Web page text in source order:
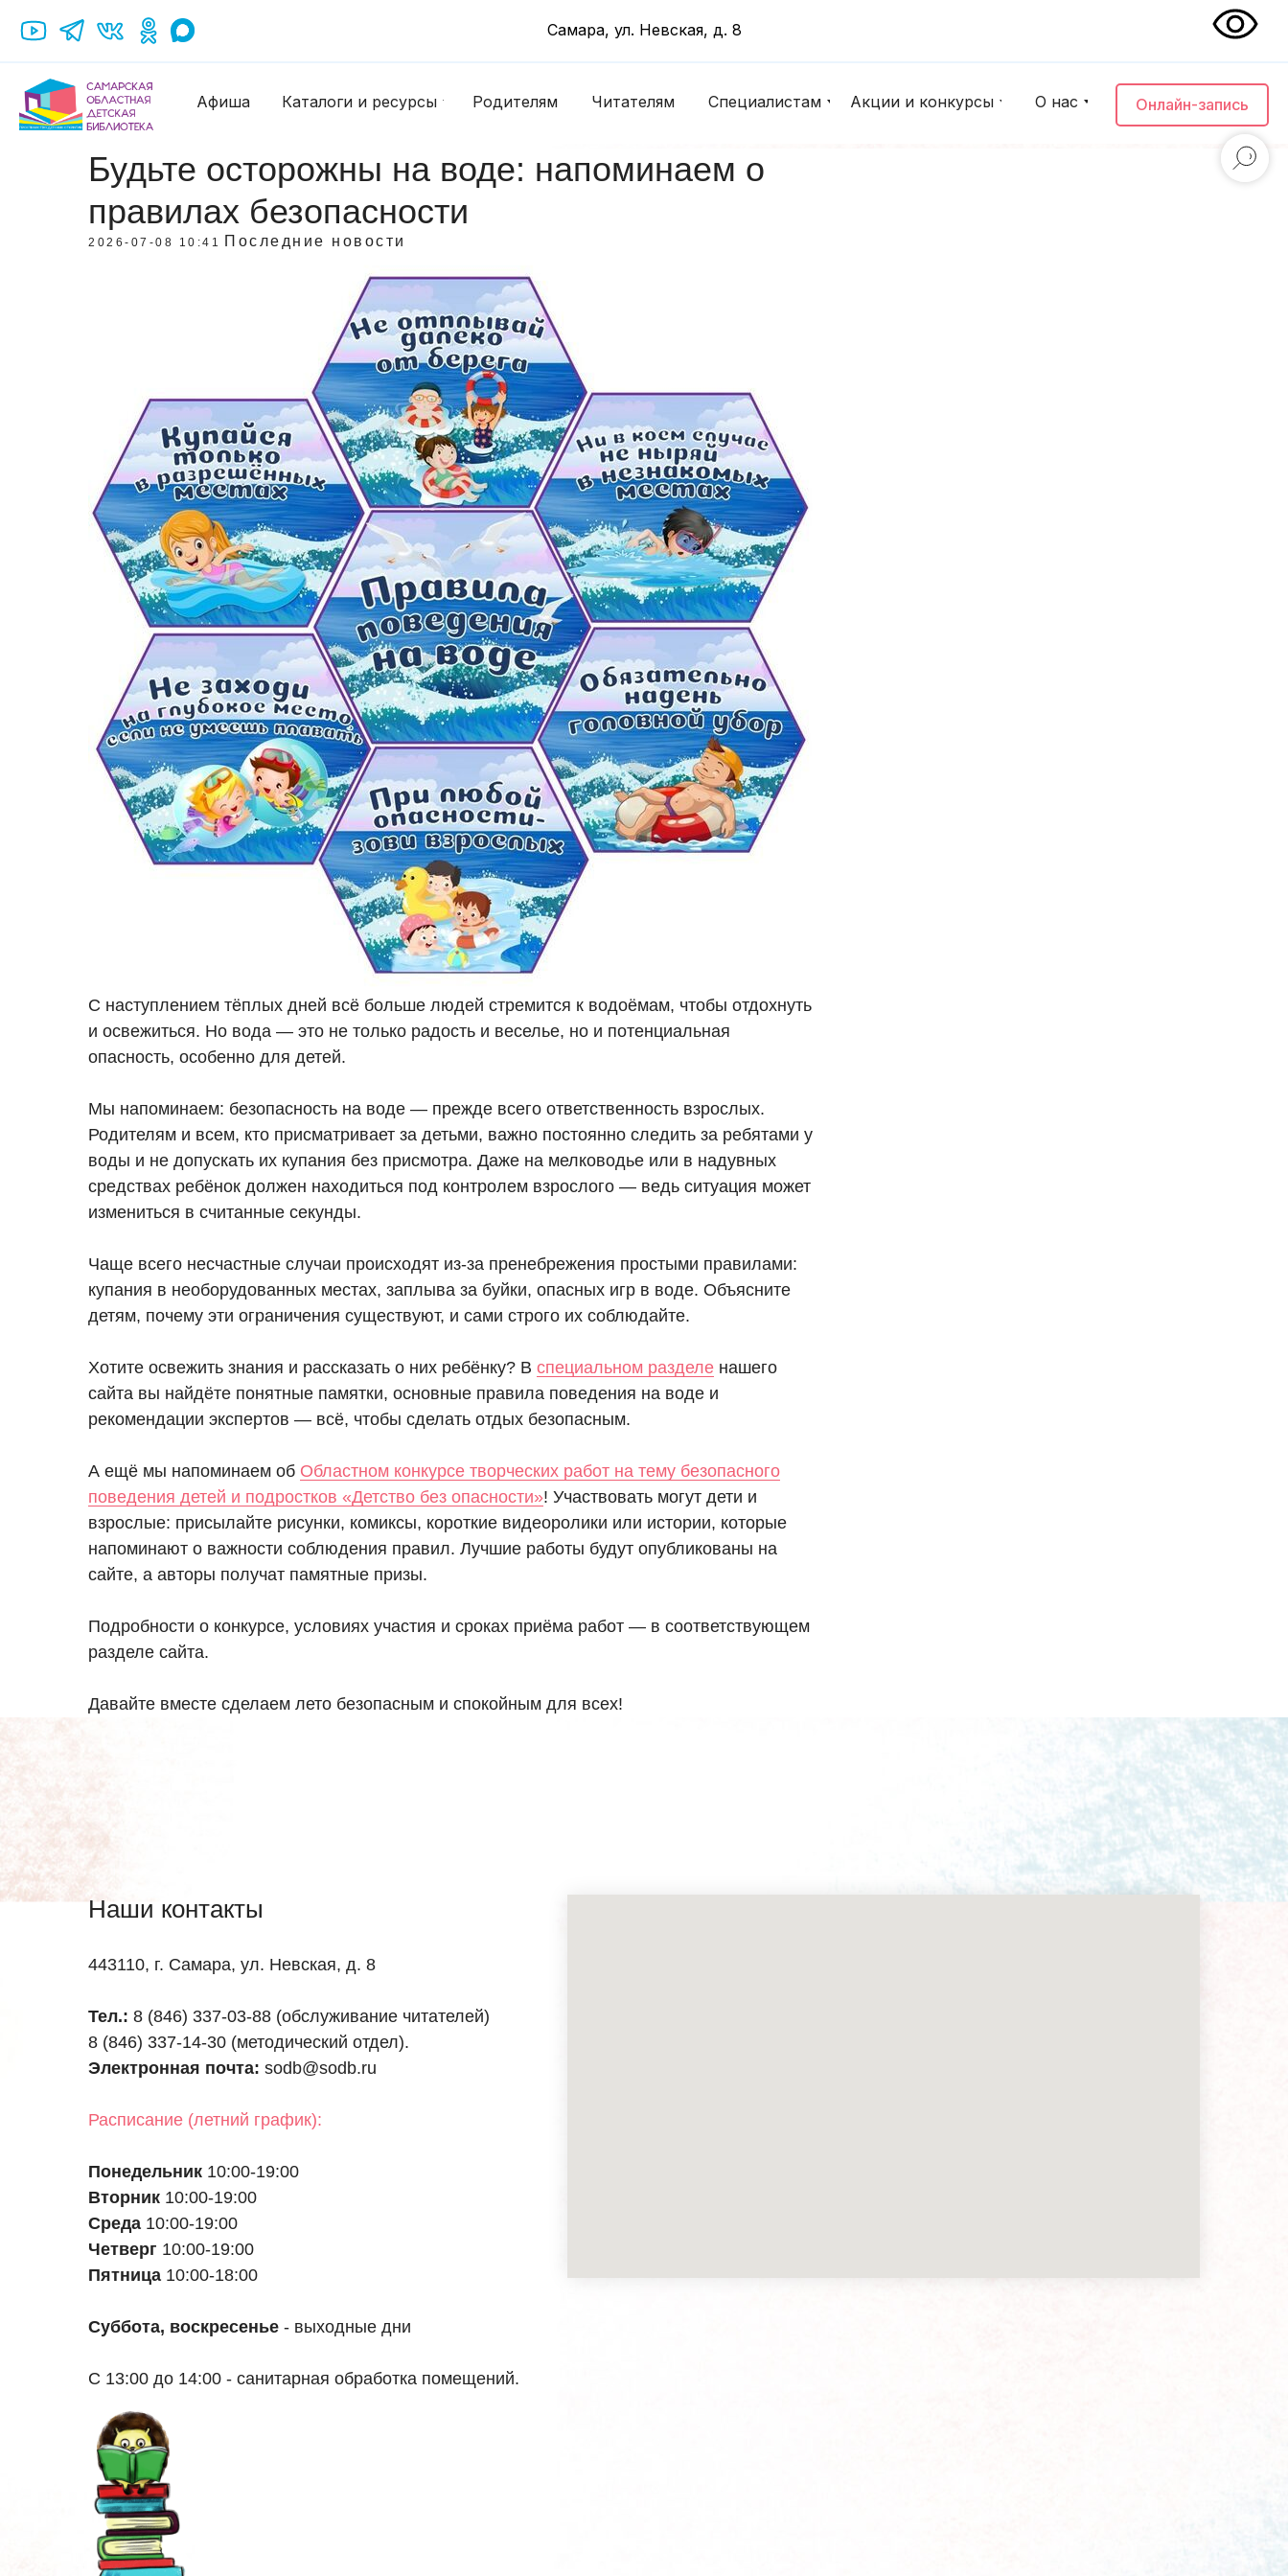
Онлайн-запись
Афиша Каталоги и ресурсы Читателям
Родителям Специалистам О нас
Акции и конкурсы
Самара, ул. Невская, д. 8
Будьте осторожны на воде: напоминаем о
правилах безопасности
2026-07-08 10:41 Последние новости
С наступлением тёплых дней всё больше людей стремится к водоёмам, чтобы отдохнуть
и освежиться. Но вода — это не только радость и веселье, но и потенциальная
опасность, особенно для детей.
Мы напоминаем: безопасность на воде — прежде всего ответственность взрослых.
Родителям и всем, кто присматривает за детьми, важно постоянно следить за ребятами у
воды и не допускать их купания без присмотра. Даже на мелководье или в надувных
средствах ребёнок должен находиться под контролем взрослого — ведь ситуация может
измениться в считанные секунды.
Чаще всего несчастные случаи происходят из‑за пренебрежения простыми правилами:
купания в необорудованных местах, заплыва за буйки, опасных игр в воде. Объясните
детям, почему эти ограничения существуют, и сами строго их соблюдайте.
Хотите освежить знания и рассказать о них ребёнку? В специальном разделе нашего
сайта вы найдёте понятные памятки, основные правила поведения на воде и
рекомендации экспертов — всё, чтобы сделать отдых безопасным.
А ещё мы напоминаем об Областном конкурсе творческих работ на тему безопасного
поведения детей и подростков «Детство без опасности»! Участвовать могут дети и
взрослые: присылайте рисунки, комиксы, короткие видеоролики или истории, которые
напоминают о важности соблюдения правил. Лучшие работы будут опубликованы на
сайте, а авторы получат памятные призы.
Подробности о конкурсе, условиях участия и сроках приёма работ — в соответствующем
разделе сайта.
Давайте вместе сделаем лето безопасным и спокойным для всех!
Наши контакты
443110, г. Самара, ул. Невская, д. 8
Тел.: 8 (846) 337-03-88 (обслуживание читателей)
8 (846) 337-14-30 (методический отдел).
Электронная почта: sodb@sodb.ru
Расписание (летний график):
Понедельник 10:00-19:00
Вторник 10:00-19:00
Среда 10:00-19:00
Четверг 10:00-19:00
Пятница 10:00-18:00
Суббота, воскресенье - выходные дни
С 13:00 до 14:00 - санитарная обработка помещений.